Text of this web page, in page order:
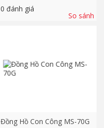
1.250.000₫.
là:
0 đánh giá
So sánh
Đồng Hồ Con Công MS-70G